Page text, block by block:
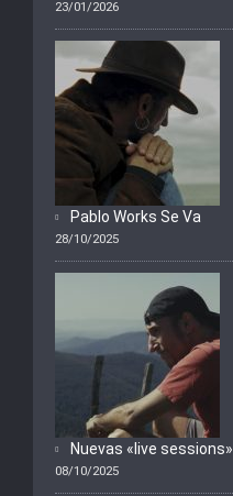
23/01/2026
Pablo Works Se Va
28/10/2025
Nuevas «live sessions»
08/10/2025